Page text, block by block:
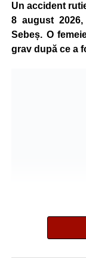
Un accident
8 august
Sebeș. O
grav după ce a